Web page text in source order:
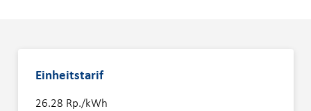
Heimberg
Einheitstarif
26.28 Rp./kWh